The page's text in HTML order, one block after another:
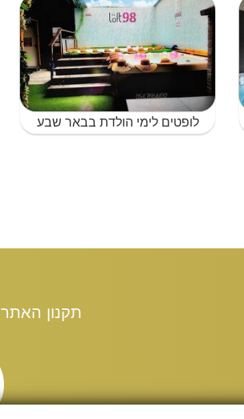
לופטים לימי הולדת בבאר שבע
תקנון האתר